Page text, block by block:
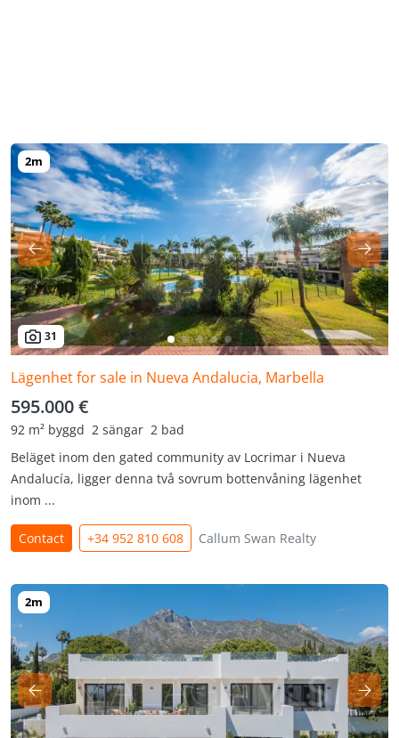
31
Lägenhet for sale in Nueva Andalucia, Marbella
595.000 €
92 m² byggd 2 sängar 2 bad
Beläget inom den gated community av Locrimar i Nueva
Andalucía, ligger denna två sovrum bottenvåning lägenhet
inom ...
Contact +34 952 810 608 Callum Swan Realty